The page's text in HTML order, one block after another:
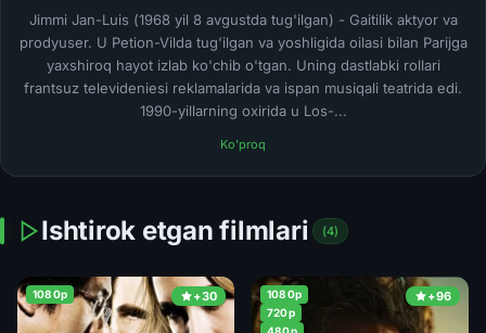
Jimmi Jan-Luis (1968 yil 8 avgustda tug'ilgan) - Gaitilik aktyor va
prodyuser. U Petion-Vilda tug'ilgan va yoshligida oilasi bilan Parijga
yaxshiroq hayot izlab ko'chib o'tgan. Uning dastlabki rollari
frantsuz televideniesi reklamalarida va ispan musiqali teatrida edi.
1990-yillarning oxirida u Los-...
Ko'proq
Ishtirok etgan filmlari (4)
+30
1080p +96
1080p
720p